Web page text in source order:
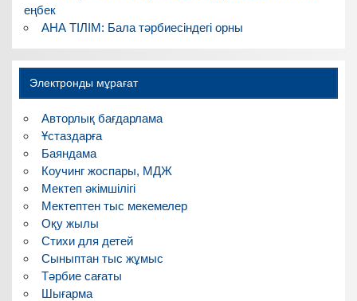
еңбек
АНА ТІЛІМ: Бала тәрбиесіндегі орны
Электронды мұрағат
Авторлық бағдарлама
Ұстаздарға
Баяндама
Коучинг жоспары, МДЖ
Мектеп әкімшілігі
Мектептен тыс мекемелер
Оқу жылы
Стихи для детей
Сыныптан тыс жұмыс
Тәрбие сағаты
Шығарма